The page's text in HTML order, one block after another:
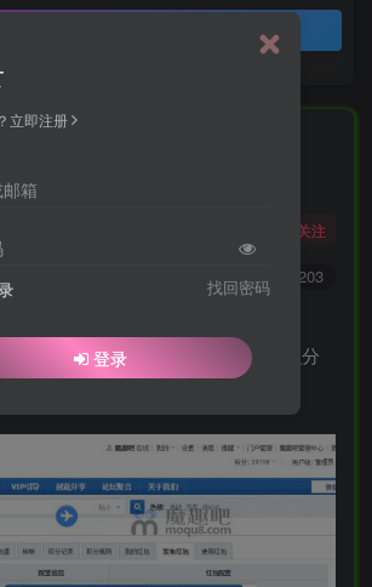
包 收费版_红包积分 2.0
坐，酒醉还来花下眠。
关注
3929 4203
件，绝版插件，实测可用！
以自行将积分生成卡密，方便论坛积分
立即注册
箱
找回密码
登录